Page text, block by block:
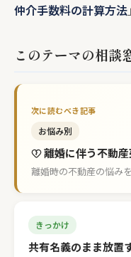
仲介手数料の計算方法
このテーマの相談
お悩み別
離婚に伴う不動
離婚時の不動産の悩み
きっかけ
共有名義のまま放置